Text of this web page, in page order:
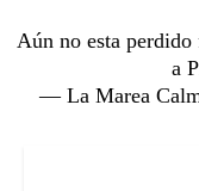
Aún no esta perdido
a
— La Marea